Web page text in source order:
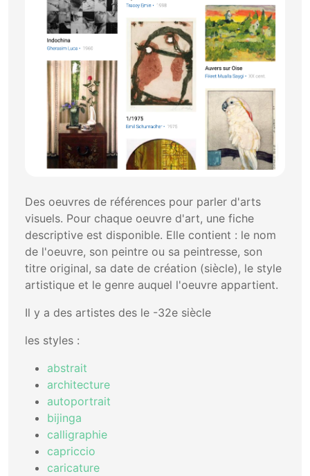
Des oeuvres de références pour parler d'arts
visuels. Pour chaque oeuvre d'art, une fiche
descriptive est disponible. Elle contient : le nom
de l'oeuvre, son peintre ou sa peintresse, son
titre original, sa date de création (siècle), le style
artistique et le genre auquel l'oeuvre appartient.
Il y a des artistes des le -32e siècle
les styles :
abstrait
architecture
autoportrait
bijinga
calligraphie
capriccio
caricature